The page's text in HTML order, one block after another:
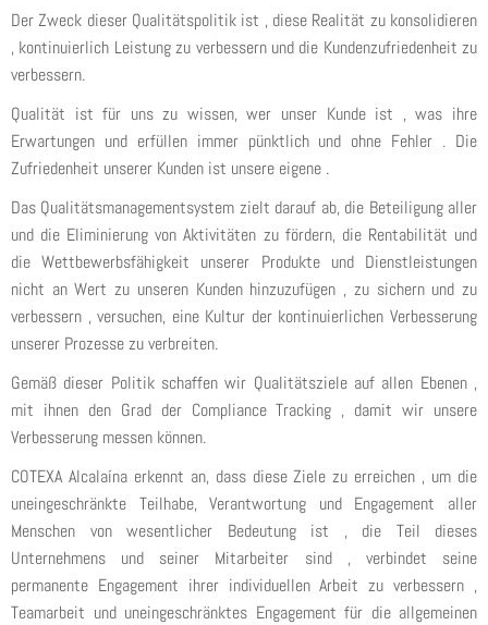
Der Zweck dieser Qualitätspolitik ist , diese Realität zu konsolidieren
, kontinuierlich Leistung zu verbessern und die Kundenzufriedenheit zu
verbessern.
Qualität ist für uns zu wissen, wer unser Kunde ist , was ihre
Erwartungen und erfüllen immer pünktlich und ohne Fehler . Die
Zufriedenheit unserer Kunden ist unsere eigene .
Das Qualitätsmanagementsystem zielt darauf ab, die Beteiligung aller
und die Eliminierung von Aktivitäten zu fördern, die Rentabilität und
die Wettbewerbsfähigkeit unserer Produkte und Dienstleistungen
nicht an Wert zu unseren Kunden hinzuzufügen , zu sichern und zu
verbessern , versuchen, eine Kultur der kontinuierlichen Verbesserung
unserer Prozesse zu verbreiten.
Gemäß dieser Politik schaffen wir Qualitätsziele auf allen Ebenen ,
mit ihnen den Grad der Compliance Tracking , damit wir unsere
Verbesserung messen können.
COTEXA Alcalaína erkennt an, dass diese Ziele zu erreichen , um die
uneingeschränkte Teilhabe, Verantwortung und Engagement aller
Menschen von wesentlicher Bedeutung ist , die Teil dieses
Unternehmens und seiner Mitarbeiter sind , verbindet seine
permanente Engagement ihrer individuellen Arbeit zu verbessern ,
Teamarbeit und uneingeschränktes Engagement für die allgemeinen